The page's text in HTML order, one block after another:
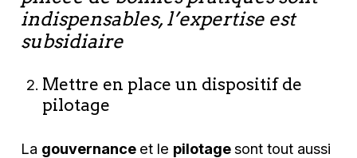
indispensables, l’expertise est
subsidiaire
Mettre en place un dispositif de
pilotage
La gouvernance et le pilotagesont tout aussi